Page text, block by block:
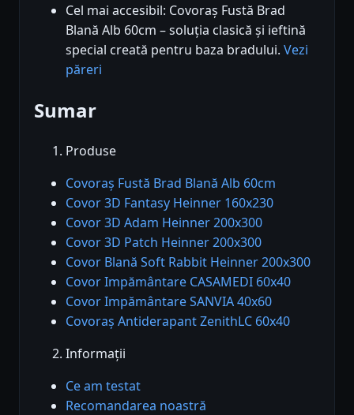
Cel mai accesibil: Covoraș Fustă Brad
Blană Alb 60cm – soluția clasică și ieftină
special creată pentru baza bradului. Vezi
păreri
Sumar
Produse
Covoraș Fustă Brad Blană Alb 60cm
Covor 3D Fantasy Heinner 160x230
Covor 3D Adam Heinner 200x300
Covor 3D Patch Heinner 200x300
Covor Blană Soft Rabbit Heinner 200x300
Covor Impământare CASAMEDI 60x40
Covor Impământare SANVIA 40x60
Covoraș Antiderapant ZenithLC 60x40
Informații
Ce am testat
Recomandarea noastră